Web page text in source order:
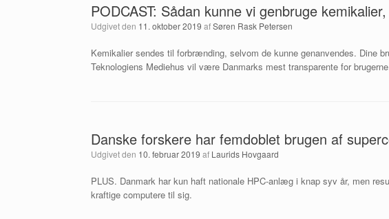
PODCAST: Sådan kunne vi genbruge
Udgivet den 11. oktober 2019 afSøren Rask Petersen
Kemikalier sendes til forbrænding, selvom de kunne genanvendes. Dine
Teknologiens Mediehus vil være Danmarks mest transparente for
Danske forskere har femdoblet brugen af
Udgivet den 10. februar 2019 af Laurids Hovgaard
PLUS. Danmark har kun haft nationale HPC-anlæg i knap syv år, men
kraftige computere til sig.